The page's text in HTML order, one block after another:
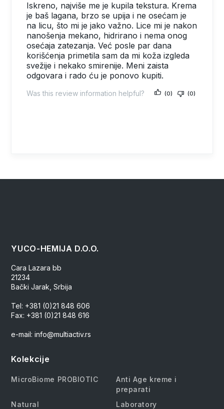
Iskreno, najviše me je kupila tekstura. Krema
je baš lagana, brzo se upija i ne osećam je
na licu, što mi je jako važno. Lice mi je nakon
nanošenja mekano, hidrirano i nema onog
osećaja zatezanja. Već posle par dana
korišćenja primetila sam da mi koža izgleda
svežije i nekako smirenije. Meni zaista
odgovara i rado ću je ponovo kupiti.
(0) (0)
YUCO-HEMIJA D.O.O.
Cara Lazara bb
21234
Bački Jarak, Srbija
Tel: +381 (0)21 848 606
Fax: +381 (0)21 848 616
e-mail: info@multiactiv.rs
Kolekcije
MicroBiome PROBIOTIC
Anti Age kreme i
preparati
Natural
Laboratory